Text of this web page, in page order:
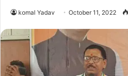
komal Yadav October 11, 2022